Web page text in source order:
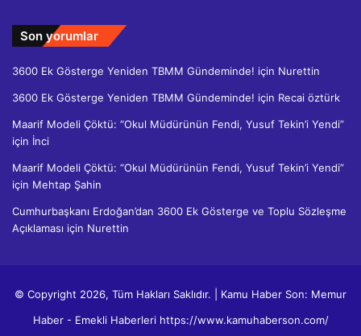
Son yorumlar
3600 Ek Gösterge Yeniden TBMM Gündeminde! için Nurettin
3600 Ek Gösterge Yeniden TBMM Gündeminde! için Recai öztürk
Maarif Modeli Çöktü: “Okul Müdürünün Fendi, Yusuf Tekin’i Yendi”
için İnci
Maarif Modeli Çöktü: “Okul Müdürünün Fendi, Yusuf Tekin’i Yendi”
için Mehtap Şahin
Cumhurbaşkanı Erdoğan’dan 3600 Ek Gösterge ve Toplu Sözleşme
Açıklaması için Nurettin
© Copyright 2026, Tüm Hakları Saklıdır. | Kamu Haber Son: Memur
Haber - Emekli Haberleri https://www.kamuhaberson.com/